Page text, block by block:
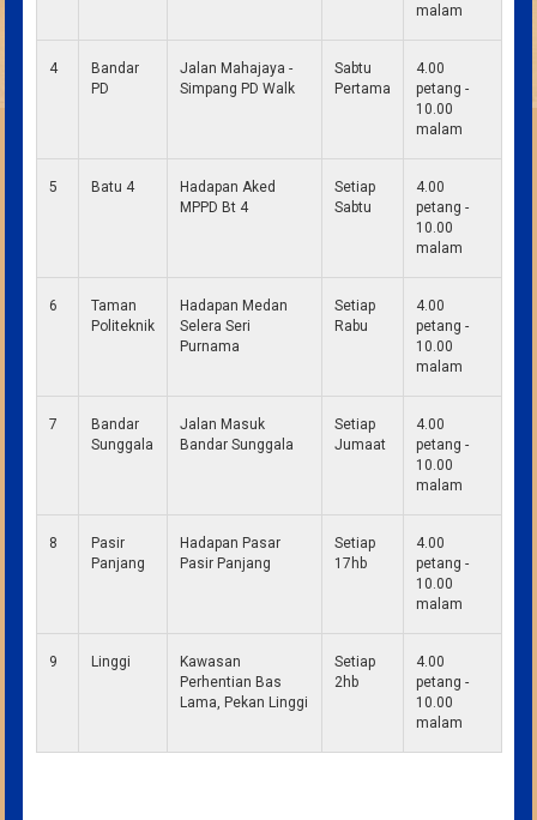
malam
4
Bandar
PD
Jalan Mahajaya -
Simpang PD Walk
Sabtu
Pertama
4.00
petang -
10.00
malam
5 Batu 4
Hadapan Aked
MPPD Bt 4
Setiap
Sabtu
4.00
petang -
10.00
malam
6
Taman
Politeknik
Hadapan Medan
Selera Seri
Purnama
Setiap
Rabu
4.00
petang -
10.00
malam
7
Bandar
Sunggala
Jalan Masuk
Bandar Sunggala
Setiap
Jumaat
4.00
petang -
10.00
malam
8
Pasir
Panjang
Hadapan Pasar
Pasir Panjang
Setiap
17hb
4.00
petang -
10.00
malam
9 Linggi
Kawasan
Perhentian Bas
Lama, Pekan Linggi
Setiap
2hb
4.00
petang -
10.00
malam